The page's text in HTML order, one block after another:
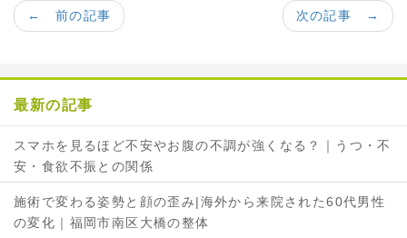
e
o
k
シ
ェ
t
r
で
ェ
ア
次の記事 →
← 前の記事
最新の記事
スマホを見るほど不安やお腹の不調が強くなる？｜うつ・不
安・食欲不振との関係
施術で変わる姿勢と顔の歪み|海外から来院された60代男性
の変化｜福岡市南区大橋の整体